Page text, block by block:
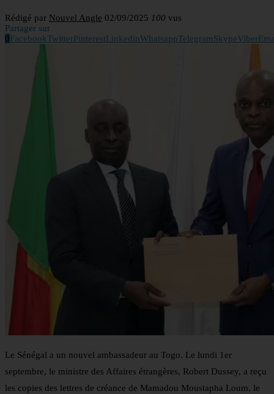
Rédigé par Nouvel Angle 02/09/2025 100 vus
Partager sur
0FacebookTwitterPinterestLinkedinWhatsappTelegramSkypeViber
Le Sénégal a un nouvel ambassadeur au Togo. Le lundi 1er
septembre, le ministre des Affaires étrangères, Robert Dussey, a reçu
les copies des lettres de créance de Mamadou Moustapha Loum, le